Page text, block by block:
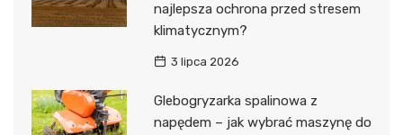
najlepsza ochrona przed stresem
klimatycznym?
3 lipca 2026
Glebogryzarka spalinowa z
napędem – jak wybrać maszynę do